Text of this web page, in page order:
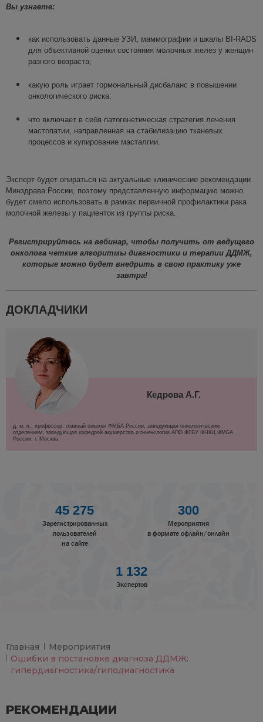
Вы узнаете:
как использовать данные УЗИ, маммографии и шкалы BI-RADS
для объективной оценки состояния молочных желез у женщин
разного возраста;
какую роль играет гормональный дисбаланс в повышении
онкологического риска;
что включает в себя патогенетическая стратегия лечения
мастопатии, направленная на стабилизацию тканевых
процессов и купирование масталгии.
Эксперт будет опираться на актуальные клинические рекомендации
Минздрава России, поэтому представленную информацию можно
будет смело использовать в рамках первичной профилактики рака
молочной железы у пациенток из группы риска.
Регистрируйтесь на вебинар, чтобы получить от ведущего
онколога четкие алгоритмы диагностики и терапии ДДМЖ,
которые можно будет внедрить в свою практику уже
завтра!
ДОКЛАДЧИКИ
Кедрова А.Г.
д. м. н., профессор, главный онколог ФМБА России, заведующая онкологическим
отделением, заведующая кафедрой акушерства и гинекологии АПО ФГБУ ФНКЦ ФМБА
России, г. Москва
45 275
Зарегистрированных
пользователей
на сайте
300
Мероприятия
в формате офлайн/онлайн
1 132
Экспертов
Главная
Мероприятия
Ошибки в постановке диагноза ДДМЖ:
гипердиагностика/гиподиагностика
РЕКОМЕНДАЦИИ